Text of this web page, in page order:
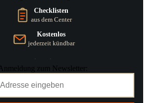
Checklisten
aus dem Center
Kostenlos
jederzeit kündbar
Anmeldung zum Newsletter: